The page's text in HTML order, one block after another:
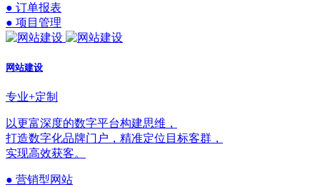
● 订单报表
● 项目管理
网站建设
专业+定制
以更富深度的数字平台构建思维，
打造数字化品牌门户，精准定位目标客群，
实现高效获客。
● 营销型网站